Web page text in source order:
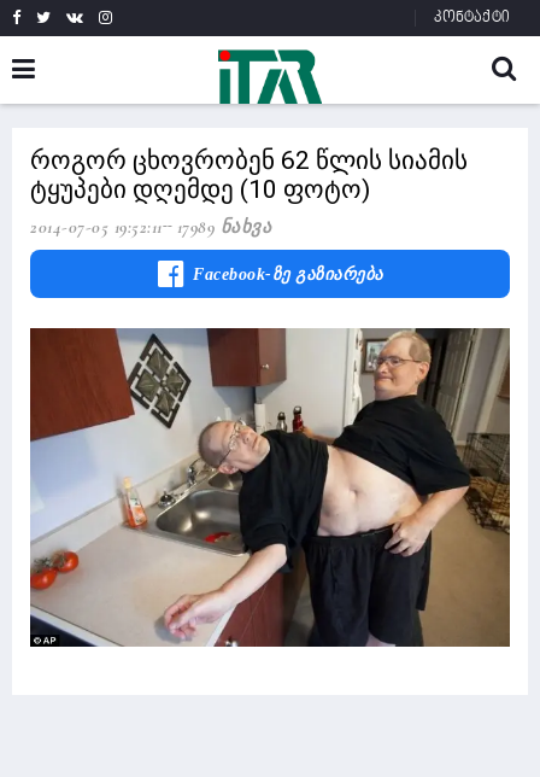
კონტაქტი
როგორ ცხოვრობენ 62 წლის სიამის
ტყუპები დღემდე (10 ფოტო)
2014-07-05 19:52:11 17989 Ნახვა
Facebook-Ზე Გაზიარება